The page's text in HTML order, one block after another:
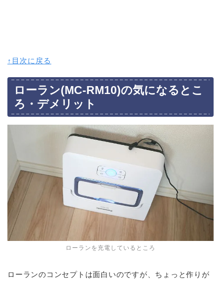
↑目次に戻る
ローラン(MC-RM10)の気になるとこ
ろ・デメリット
ローランを充電しているところ
ローランのコンセプトは面白いのですが、ちょっと作りが